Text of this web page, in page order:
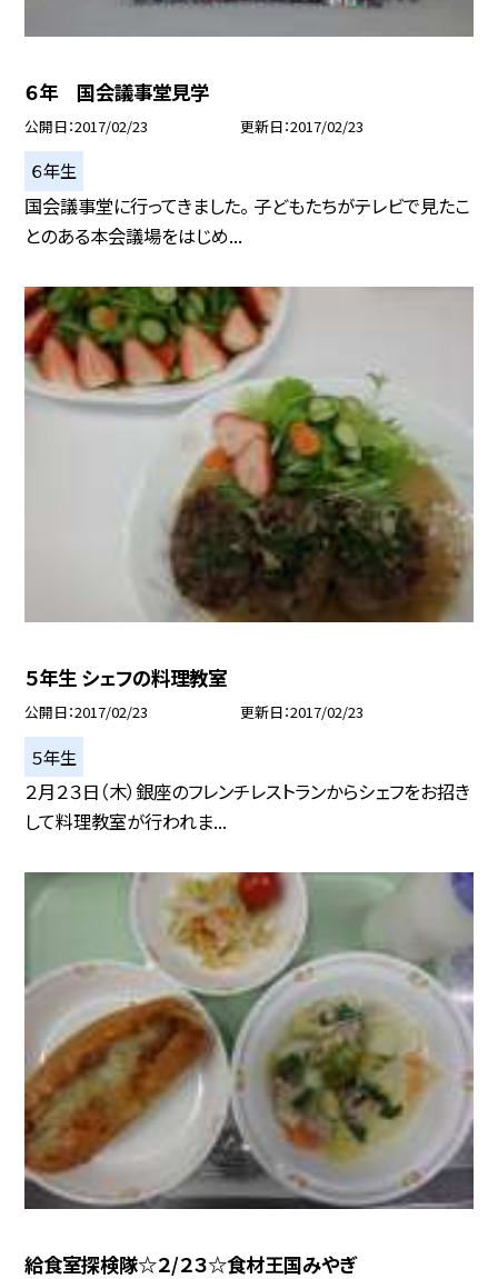
６年 国会議事堂見学
公開日 2017/02/23 更新日 2017/02/23
６年生
国会議事堂に行ってきました。 子どもたちがテレビで見たこ
とのある本会議場をはじめ...
５年生 シェフの料理教室
公開日 2017/02/23 更新日 2017/02/23
５年生
２月２３日（木）銀座のフレンチレストランからシェフをお招き
して料理教室が行われま...
給食室探検隊☆２/２３☆食材王国みやぎ